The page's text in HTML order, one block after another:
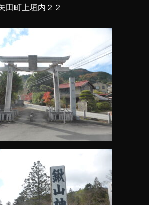
田町上垣内２２